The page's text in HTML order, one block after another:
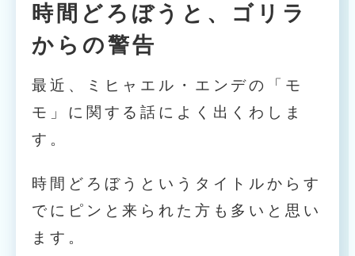
時間どろぼうと、ゴリラ
からの警告
最近、ミヒャエル・エンデの「モ
モ」に関する話によく出くわしま
す。
時間どろぼうというタイトルからす
でにピンと来られた方も多いと思い
ます。